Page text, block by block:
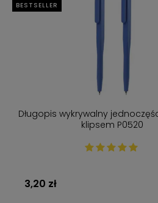
Długopis wykrywalny
klipsem P0520
3,20 zł
BESTSELLER